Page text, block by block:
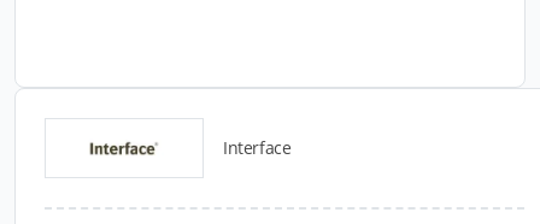
Interface
Catálogos para Download